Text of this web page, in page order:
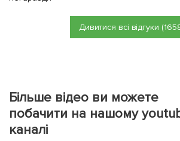
Дивитися всі відгуки
Більше відео ви можете
побачити на нашому
каналі